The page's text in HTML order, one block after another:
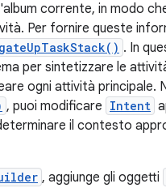
corrente, in modo
Per fornire queste
. In
per sintetizzare le
ogni attività principale.
, puoi modificare Intent
il contesto
, aggiunge gli oggetti